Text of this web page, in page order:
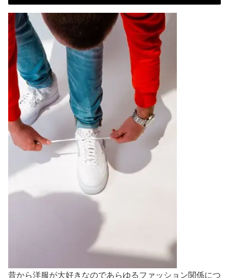
昔から洋服が大好きなのであらゆるファッション関係につ